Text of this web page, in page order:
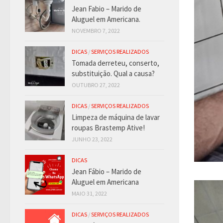
Jean Fabio – Marido de
Aluguel em Americana.
NOVEMBRO 7, 2022
DICAS /SERVIÇOS REALIZADOS
Tomada derreteu, conserto,
substituição. Qual a causa?
OUTUBRO 27, 2022
DICAS /SERVIÇOS REALIZADOS
Limpeza de máquina de lavar
roupas Brastemp Ative!
JUNHO 23, 2022
DICAS
Jean Fábio – Marido de
Aluguel em Americana
MAIO 31, 2022
DICAS /SERVIÇOS REALIZADOS